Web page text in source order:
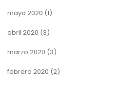
mayo 2020 (1)
abril 2020 (3)
marzo 2020 (3)
febrero 2020 (2)